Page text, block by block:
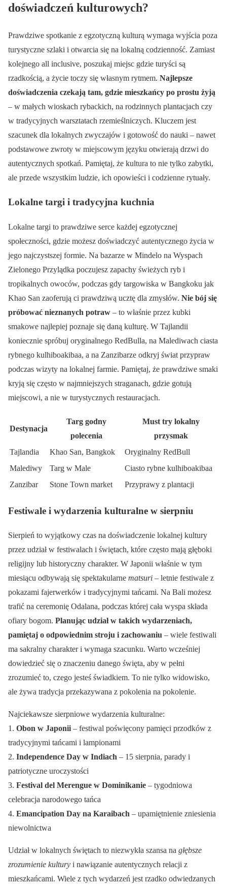
doświadczeń kulturowych?
Prawdziwe spotkanie z egzotyczną kulturą wymaga wyjścia poza
turystyczne szlaki i otwarcia się na lokalną codzienność. Zamiast
kolejnego all inclusive, poszukaj miejsc gdzie turyści są
rzadkością, a życie toczy się własnym rytmem. Najlepsze
doświadczenia czekają tam, gdzie mieszkańcy po prostu żyją
– w małych wioskach rybackich, na rodzinnych plantacjach czy
w tradycyjnych warsztatach rzemieślniczych. Kluczem jest
szacunek dla lokalnych zwyczajów i gotowość do nauki – nawet
podstawowe zwroty w miejscowym języku otwierają drzwi do
autentycznych spotkań. Pamiętaj, że kultura to nie tylko zabytki,
ale przede wszystkim ludzie, ich opowieści i codzienne rytuały.
Lokalne targi i tradycyjna kuchnia
Lokalne targi to prawdziwe serce każdej egzotycznej
społeczności, gdzie możesz doświadczyć autentycznego życia w
jego najczystszej formie. Na bazarze w Mindelo na Wyspach
Zielonego Przylądka poczujesz zapachy świeżych ryb i
tropikalnych owoców, podczas gdy targowiska w Bangkoku jak
Khao San zaoferują ci prawdziwą ucztę dla zmysłów. Nie bój się
próbować nieznanych potraw – to właśnie przez kubki
smakowe najlepiej poznaje się daną kulturę. W Tajlandii
koniecznie spróbuj oryginalnego RedBulla, na Malediwach ciasta
rybnego kulhiboakibaa, a na Zanzibarze odkryj świat przypraw
podczas wizyty na lokalnej farmie. Pamiętaj, że prawdziwe smaki
kryją się często w najmniejszych straganach, gdzie gotują
miejscowi, a nie w turystycznych restauracjach.
Destynacja
Targ godny
polecenia
Must try lokalny
przysmak
Tajlandia
Khao San, Bangkok
Oryginalny RedBull
Malediwy
Targ w Male
Ciasto rybne kulhiboakibaa
Zanzibar
Stone Town market Przyprawy z plantacji
Festiwale i wydarzenia kulturalne w sierpniu
Sierpień to wyjątkowy czas na doświadczenie lokalnej kultury
przez udział w festiwalach i świętach, które często mają głęboki
religijny lub historyczny charakter. W Japonii właśnie w tym
miesiącu odbywają się spektakularne matsuri – letnie festiwale z
pokazami fajerwerków i tradycyjnymi tańcami. Na Bali możesz
trafić na ceremonię Odalana, podczas której cała wyspa składa
ofiary bogom. Planując udział w takich wydarzeniach,
pamiętaj o odpowiednim stroju i zachowaniu – wiele festiwali
ma sakralny charakter i wymaga szacunku. Warto wcześniej
dowiedzieć się o znaczeniu danego święta, aby w pełni
zrozumieć to, czego jesteś świadkiem. To nie tylko widowisko,
ale żywa tradycja przekazywana z pokolenia na pokolenie.
Najciekawsze sierpniowe wydarzenia kulturalne:
1. Obon w Japonii– festiwal poświęcony pamięci przodków z
tradycyjnymi tańcami i lampionami
2. Independence Day w Indiach – 15 sierpnia, parady i
patriotyczne uroczystości
3. Festival del Merengue w Dominikanie – tygodniowa
celebracja narodowego tańca
4. Emancipation Day na Karaibach – upamiętnienie zniesienia
niewolnictwa
Udział w lokalnych świętach to niezwykła szansa na głębsze
zrozumienie kultury i nawiązanie autentycznych relacji z
mieszkańcami. Wiele z tych wydarzeń jest rzadko odwiedzanych